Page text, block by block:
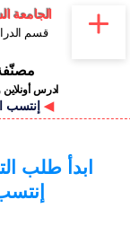
الجامعة
قسم
مصنّفة 3
ادرس
◀
ابدأ طلب